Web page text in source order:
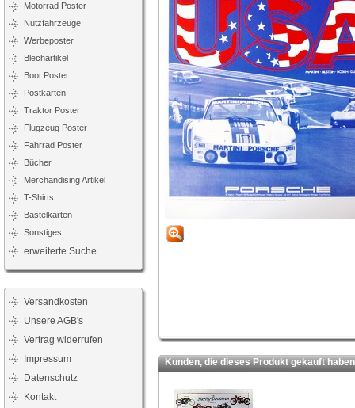
Motorrad Poster
Nutzfahrzeuge
Werbeposter
Blechartikel
Boot Poster
Postkarten
Traktor Poster
Flugzeug Poster
Fahrrad Poster
Bücher
Merchandising Artikel
T-Shirts
Bastelkarten
Sonstiges
erweiterte Suche
Versandkosten
Unsere AGB's
Vertrag widerrufen
Impressum
Datenschutz
Kontakt
Kunden, die dieses Produkt gekauft